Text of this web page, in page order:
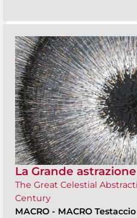
La Grande
The Great Celestial
Century
MACRO - MACRO Testaccio